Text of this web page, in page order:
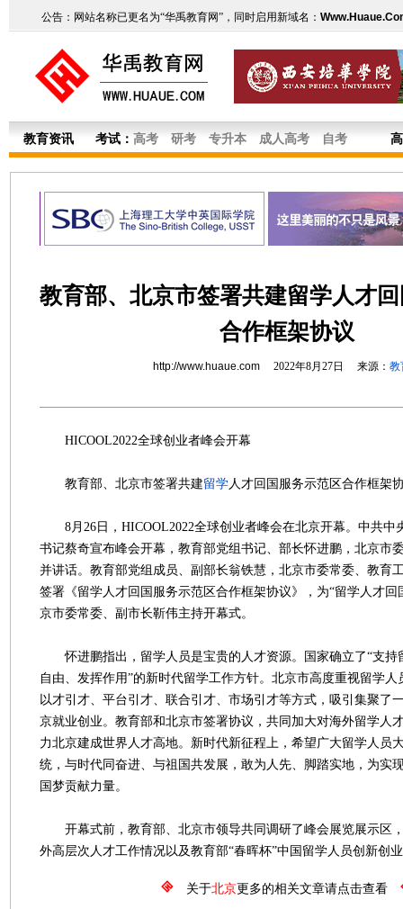
公告：网站名称已更名为“华禹教育网”，同时启用新域名：
教育资讯 考试： 高考 研考 专升本 成人高考 自考
教育部、北京市签署共建留学人才
合作框架协议
http://www.huaue.com2022年8月27日 来源： 教
HICOOL2022全球创业者峰会开幕
教育部、北京市签署共建留学人才回国服务示范区合作框架
8月26日，HICOOL2022全球创业者峰会在北京开幕。中共中
书记蔡奇宣布峰会开幕，教育部党组书记、部长怀进鹏，北京市
并讲话。教育部党组成员、副部长翁铁慧，北京市委常委、教育
签署《留学人才回国服务示范区合作框架协议》，为“留学人才回
京市委常委、副市长靳伟主持开幕式。
怀进鹏指出，留学人员是宝贵的人才资源。国家确立了“支持
自由、发挥作用”的新时代留学工作方针。北京市高度重视留学
以才引才、平台引才、联合引才、市场引才等方式，吸引集聚了
京就业创业。教育部和北京市签署协议，共同加大对海外留学人
力北京建成世界人才高地。新时代新征程上，希望广大留学人员
统，与时代同奋进、与祖国共发展，敢为人先、脚踏实地，为实
国梦贡献力量。
开幕式前，教育部、北京市领导共同调研了峰会展览展示区
外高层次人才工作情况以及教育部“春晖杯”中国留学人员创新创
关于北京更多的相关文章请点击查看